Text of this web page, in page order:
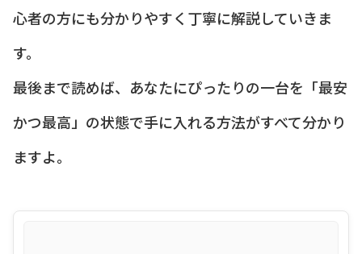
心者の方にも分かりやすく丁寧に解説していきま
す。
最後まで読めば、あなたにぴったりの一台を「最安
かつ最高」の状態で手に入れる方法がすべて分かり
ますよ。